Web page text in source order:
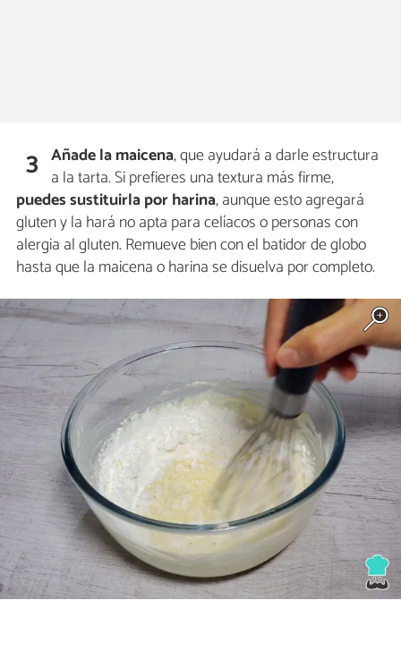
3 Añade lamaicena, que ayudará a darle estructura
a la tarta. Si prefieres una textura más firme,
puedes sustituirla por harina, aunque esto agregará
gluten y la hará no apta para celíacos o personas con
alergia al gluten. Remueve bien con el batidor de globo
hasta que la maicena o harina se disuelva por completo.